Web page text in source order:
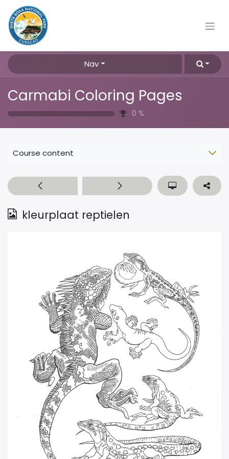
Nav
Carmabi Coloring Pages
0 %
Course content
kleurplaat reptielen